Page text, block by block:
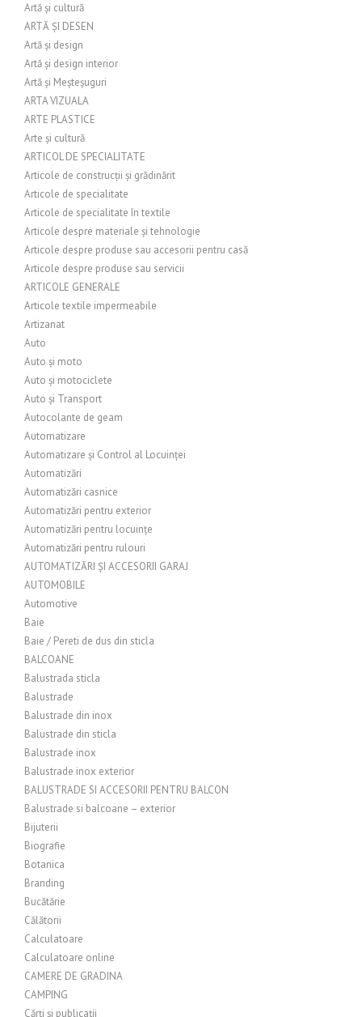
Artă și cultură
ARTĂ ȘI DESEN
Artă și design
Artă și design interior
Artă și Meșteșuguri
ARTA VIZUALA
ARTE PLASTICE
Arte și cultură
ARTICOL DE SPECIALITATE
Articole de construcții și grădinărit
Articole de specialitate
Articole de specialitate în textile
Articole despre materiale și tehnologie
Articole despre produse sau accesorii pentru casă
Articole despre produse sau servicii
ARTICOLE GENERALE
Articole textile impermeabile
Artizanat
Auto
Auto și moto
Auto și motociclete
Auto și Transport
Autocolante de geam
Automatizare
Automatizare și Control al Locuinței
Automatizări
Automatizări casnice
Automatizări pentru exterior
Automatizări pentru locuințe
Automatizări pentru rulouri
AUTOMATIZĂRI ȘI ACCESORII GARAJ
AUTOMOBILE
Automotive
Baie
Baie / Pereti de dus din sticla
BALCOANE
Balustrada sticla
Balustrade
Balustrade din inox
Balustrade din sticla
Balustrade inox
Balustrade inox exterior
BALUSTRADE SI ACCESORII PENTRU BALCON
Balustrade si balcoane – exterior
Bijuterii
Biografie
Botanica
Branding
Bucătărie
Călătorii
Calculatoare
Calculatoare online
CAMERE DE GRADINA
CAMPING
Cărți și publicații